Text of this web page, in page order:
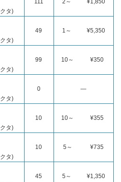
タ)
111 2～ ¥1,850
タ)
49 1～ ¥5,350
タ)
99 10～ ¥350
タ)
0 ―
タ)
10 10～ ¥355
タ)
10 5～ ¥735
45 5～ ¥1,350